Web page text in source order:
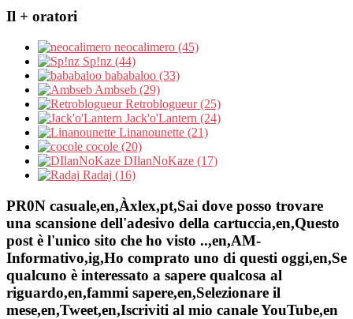
Il + oratori
neocalimero (45)
Sp!nz (44)
bababaloo (33)
Ambseb (29)
Retroblogueur (25)
Jack'o'Lantern (24)
Linanounette (21)
cocole (20)
DIlanNoKaze (17)
Radaj (16)
PR0N casuale,en,Àxlex,pt,Sai dove posso trovare
una scansione dell'adesivo della cartuccia,en,Questo
post è l'unico sito che ho visto ..,en,AM-
Informativo,ig,Ho comprato uno di questi oggi,en,Se
qualcuno è interessato a sapere qualcosa al
riguardo,en,fammi sapere,en,Selezionare il
mese,en,Tweet,en,Iscriviti al mio canale YouTube,en